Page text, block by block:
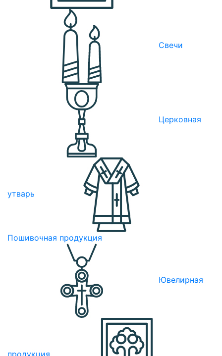
Свечи
Церковная
утварь
Пошивочная продукция
Ювелирная